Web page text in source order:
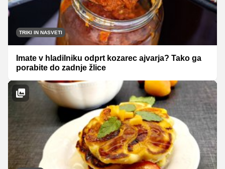
TRIKI IN NASVETI
Imate v hladilniku odprt kozarec ajvarja? Tako ga
porabite do zadnje žlice